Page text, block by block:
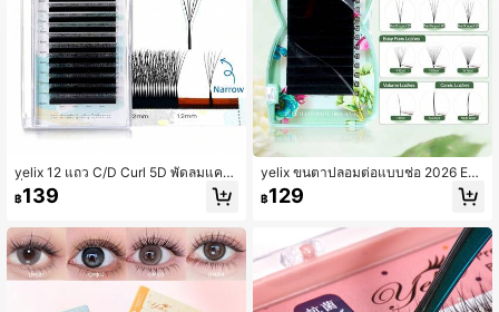
yelix 12 แถว C/D Curl 5D พัดลมแคบ
ที่ทำไว้ล่วงหน้า W Shape ขนตาปลอม
8-15 มม. ต่อขนตาแบบวอลลุ่มแต่ละเส้
มสำหรับมืออาชีพ
฿139
yelix ขนตาปลอมต่อแบบช่อ 2026 Eas
y Fan Volume ลายดอกไม้บาน Smart
Blooming หลากหลายสไตล์ หนา 0.05/
฿129